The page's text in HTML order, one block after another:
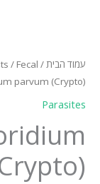
עמוד הבית/
/ Fecal
parvum (Crypto)
Parasites